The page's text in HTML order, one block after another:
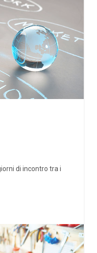
di incontro tra i